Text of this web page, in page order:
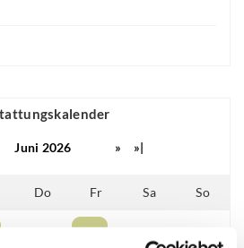
Juni 2026 » »|
Do Fr Sa So